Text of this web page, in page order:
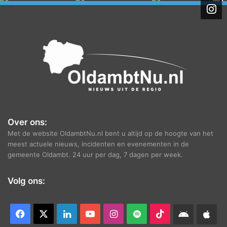
Over ons:
Met de website OldambtNu.nl bent u altijd op de hoogte van het
meest actuele nieuws, incidenten en evenementen in de
gemeente Oldambt. 24 uur per dag, 7 dagen per week.
Volg ons:
Facebook LinkedInYouTubeInstagram
Spotify TikTokAndroid